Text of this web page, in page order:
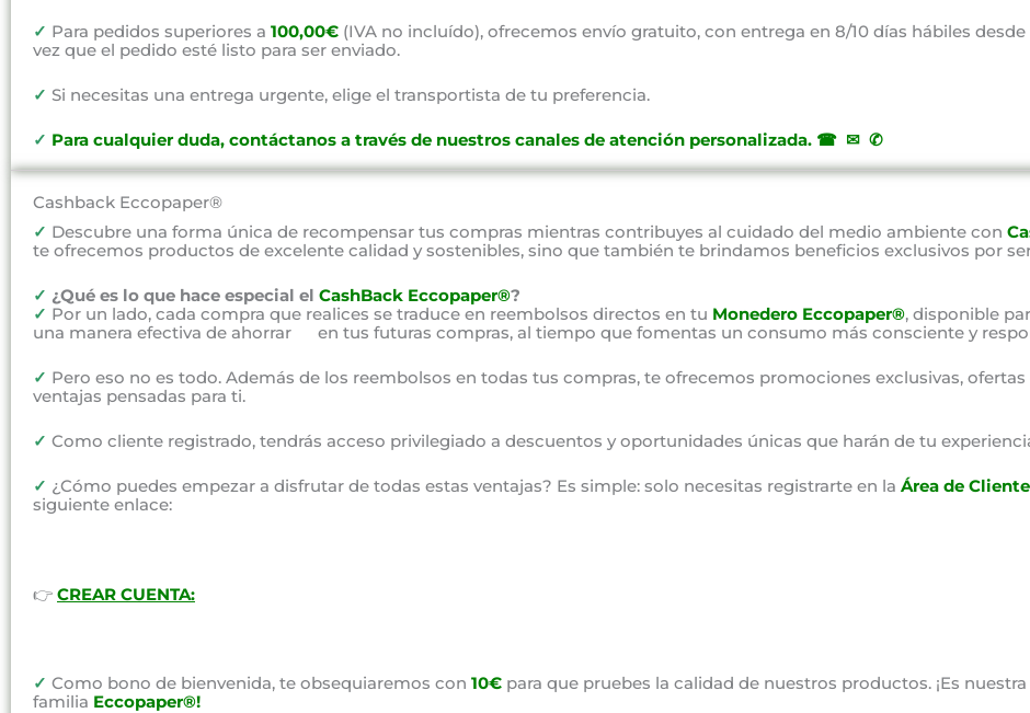
✓ Para pedidos superiores a 100,00€ (IVA no incluído), ofrecemos envío gratuito, con entrega en 8/10 días hábiles
vez que el pedido esté listo para ser enviado.
✓ Si necesitas una entrega urgente, elige el transportista de tu preferencia.
✓ Para cualquier duda, contáctanos a través de nuestros canales de atención personalizada. ☎ ✉ ✆
Cashback Eccopaper®
✓ Descubre una forma única de recompensar tus compras mientras contribuyes al cuidado del medio ambiente con
te ofrecemos productos de excelente calidad y sostenibles, sino que también te brindamos beneficios exclusivos por
✓ ¿Qué es lo que hace especial el CashBack Eccopaper®?
✓ Por un lado, cada compra que realices se traduce en reembolsos directos en tu Monedero Eccopaper®, disponible
una manera efectiva de ahorrar en tus futuras compras, al tiempo que fomentas un consumo más consciente y
✓ Pero eso no es todo. Además de los reembolsos en todas tus compras, te ofrecemos promociones exclusivas,
ventajas pensadas para ti.
✓ Como cliente registrado, tendrás acceso privilegiado a descuentos y oportunidades únicas que harán de tu
✓ ¿Cómo puedes empezar a disfrutar de todas estas ventajas? Es simple: solo necesitas registrarte en la Área de
siguiente enlace:
👉 CREAR CUENTA:
✓ Como bono de bienvenida, te obsequiaremos con 10€ para que pruebes la calidad de nuestros productos. ¡Es
familia Eccopaper®!